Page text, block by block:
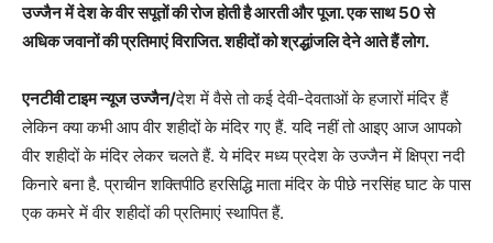
उज्जैन में देश के वीर सपूतों की रोज होती है आरती और पूजा. एक साथ 50 से
अधिक जवानों की प्रतिमाएं विराजित. शहीदों को श्रद्धांजलि देने आते हैं लोग.
एनटीवी टाइम न्यूज उज्जैन/देश में वैसे तो कई देवी-देवताओं के हजारों मंदिर हैं
लेकिन क्या कभी आप वीर शहीदों के मंदिर गए हैं. यदि नहीं तो आइए आज आपको
वीर शहीदों के मंदिर लेकर चलते हैं. ये मंदिर मध्य प्रदेश के उज्जैन में क्षिप्रा नदी
किनारे बना है. प्राचीन शक्तिपीठि हरसिद्धि माता मंदिर के पीछे नरसिंह घाट के पास
एक कमरे में वीर शहीदों की प्रतिमाएं स्थापित हैं.